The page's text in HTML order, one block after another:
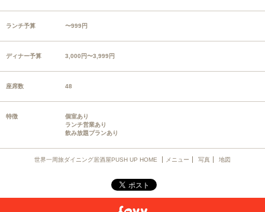
ランチ予算 〜999円
ディナー予算 3,000円〜3,999円
座席数 48
特徴
個室あり
ランチ営業あり
飲み放題プランあり
世界一周旅ダイニング居酒屋PUSH UP HOME メニュー 写真 地図